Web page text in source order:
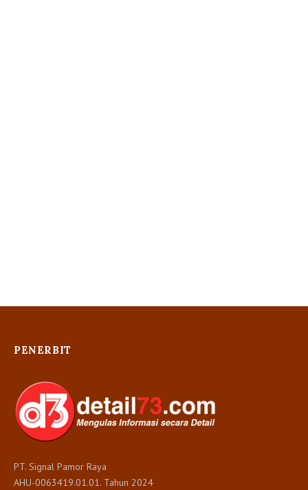
PENERBIT
PT. Signal Pamor Raya
AHU-0063419.01.01. Tahun 2024